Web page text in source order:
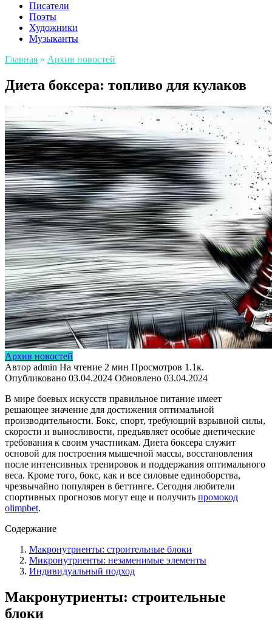
Писатели
Поэты
Художники
Музыканты
Главная » Архив новостей
Диета боксера: топливо для кулаков
Архив новостей
Автор admin На чтение 2 мин Просмотров 1.1к.
Опубликовано 03.04.2024 Обновлено 03.04.2024
В мире боевых искусств правильное питание имеет
решающее значение для достижения оптимальной
производительности. Бокс, спорт, требующий взрывной силы,
скорости и выносливости, предъявляет особые диетические
требования к своим участникам. Диета боксера служит
основой для построения мышечной массы, восстановления
после интенсивных тренировок и поддержания оптимального
веса. Кроме того, бокс, как и все силовые единоборства,
чрезвычайно популярен в беттинге. Сегодня любители
спортивных прогнозов могут еще и получить промокод
olimpbet.
Содержание
Макронутриенты: строительные блоки
Микронутриенты: незаменимые элементы
Индивидуальный подход
Макронутриенты: строительные
блоки